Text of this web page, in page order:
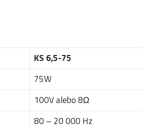
KS 6,5-75
75W
100V alebo 8Ω
80 – 20 000 Hz